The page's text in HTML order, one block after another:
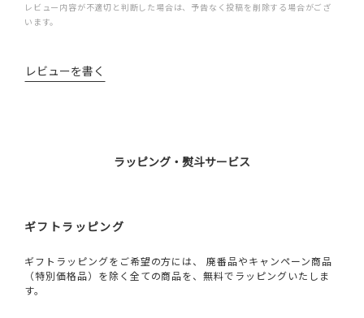
レビュー内容が不適切と判断した場合は、予告なく投稿を削除する場合がござ
います。
レビューを書く
ラッピング・熨斗サービス
ギフトラッピング
ギフトラッピングをご希望の方には、 廃番品やキャンペーン商品
（特別価格品）を除く全ての商品を、無料でラッピングいたしま
す。